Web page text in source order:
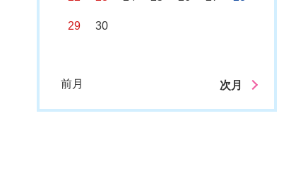
29 30
前月 次月